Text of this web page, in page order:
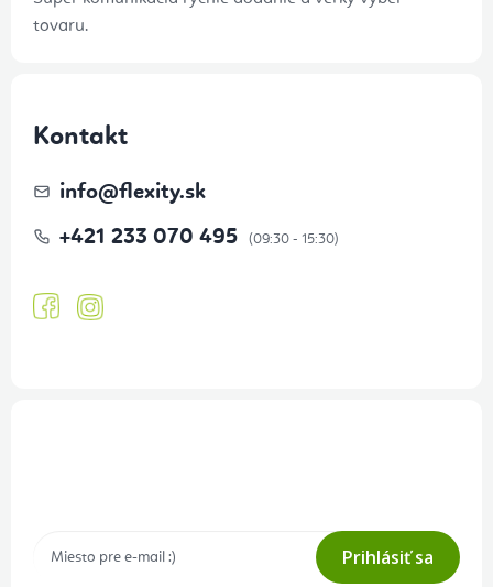
tovaru.
Kontakt
info@flexity.sk
+421 233 070 495
Prihlásiť sa